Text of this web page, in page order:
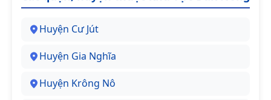
Huyện Cư Jút
Huyện Gia Nghĩa
Huyện Krông Nô